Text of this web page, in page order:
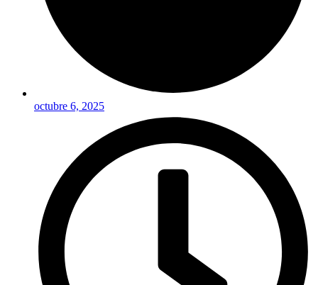
octubre 6, 2025